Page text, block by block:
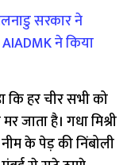
सरकार ने
ने किया
कि हर चीर सभी को
जाता है। गधा मिश्री
के पेड़ की निंबोली